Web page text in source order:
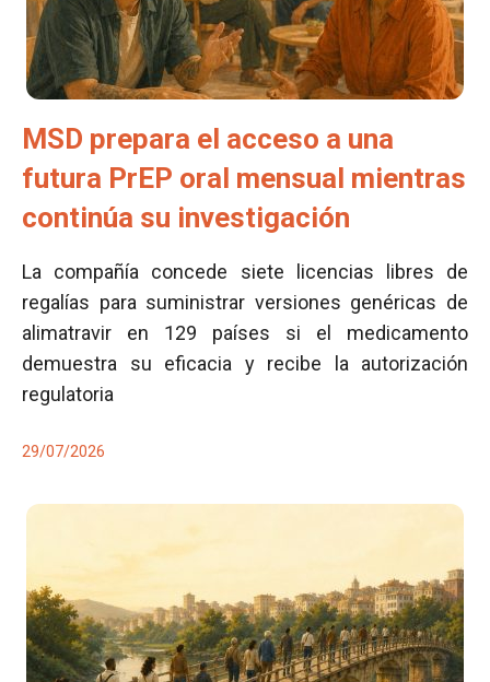
MSD prepara el acceso a una
futura PrEP oral mensual mientras
continúa su investigación
La compañía concede siete licencias libres de
regalías para suministrar versiones genéricas de
alimatravir en 129 países si el medicamento
demuestra su eficacia y recibe la autorización
regulatoria
29/07/2026